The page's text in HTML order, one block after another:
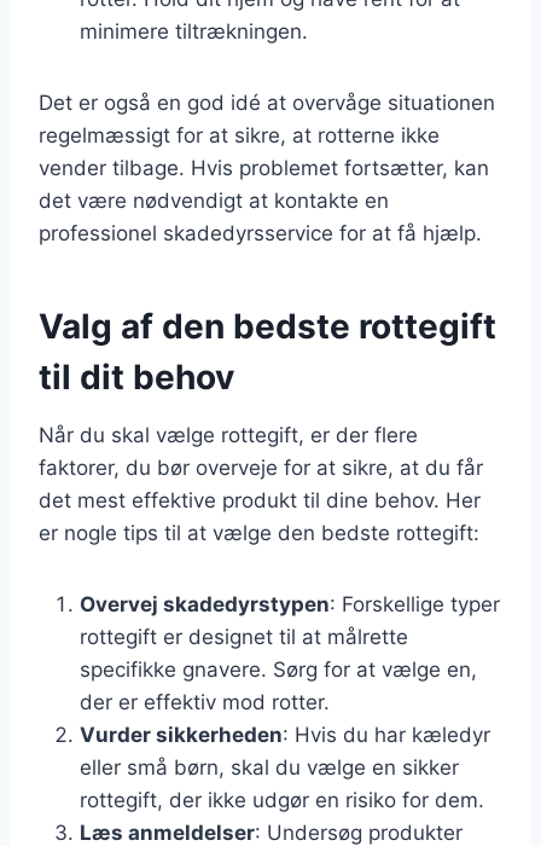
minimere tiltrækningen.
Det er også en god idé at overvåge situationen
regelmæssigt for at sikre, at rotterne ikke
vender tilbage. Hvis problemet fortsætter, kan
det være nødvendigt at kontakte en
professionel skadedyrsservice for at få hjælp.
Valg af den bedste rottegift
til dit behov
Når du skal vælge rottegift, er der flere
faktorer, du bør overveje for at sikre, at du får
det mest effektive produkt til dine behov. Her
er nogle tips til at vælge den bedste rottegift:
Overvej skadedyrstypen: Forskellige typer
rottegift er designet til at målrette
specifikke gnavere. Sørg for at vælge en,
der er effektiv mod rotter.
Vurder sikkerheden: Hvis du har kæledyr
eller små børn, skal du vælge en sikker
rottegift, der ikke udgør en risiko for dem.
Læs anmeldelser: Undersøg produkter